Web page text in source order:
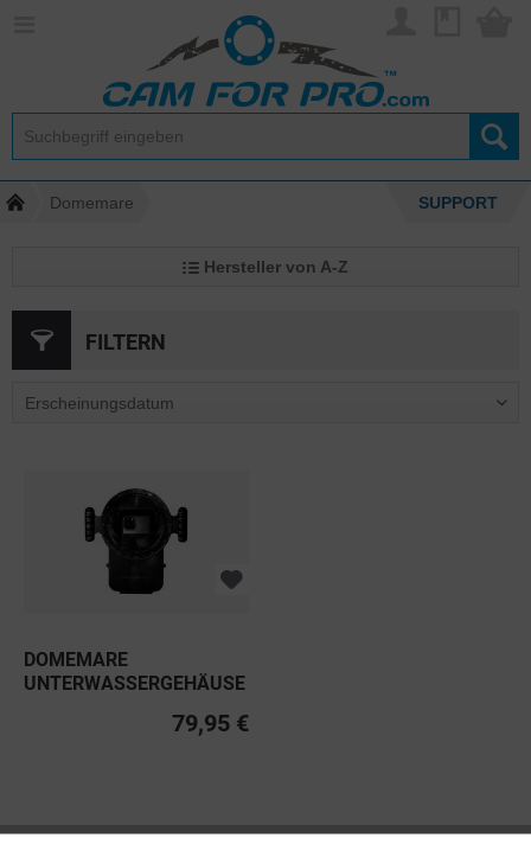
Domemare SUPPORT
Hersteller von A-Z
FILTERN
DOMEMARE
UNTERWASSERGEHÄUSE
79,95 €